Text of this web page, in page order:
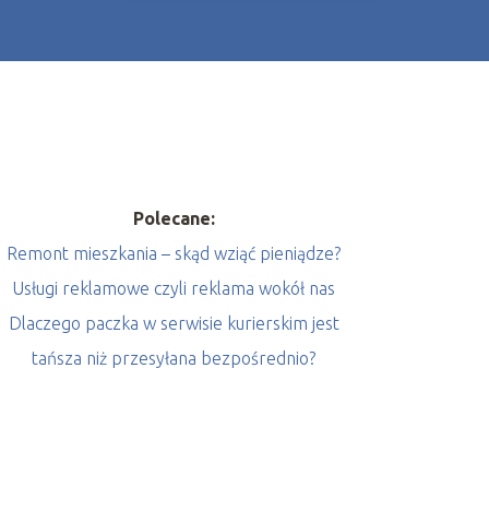
Polecane:
Remont mieszkania – skąd wziąć pieniądze?
Usługi reklamowe czyli reklama wokół nas
Dlaczego paczka w serwisie kurierskim jest
tańsza niż przesyłana bezpośrednio?